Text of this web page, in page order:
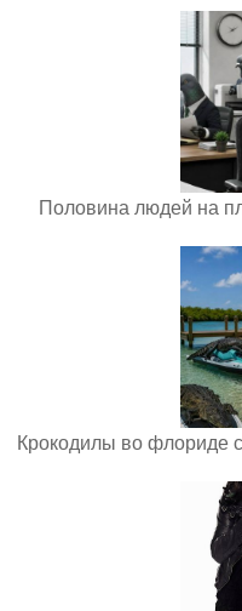
Половина людей на
Крокодилы во флориде